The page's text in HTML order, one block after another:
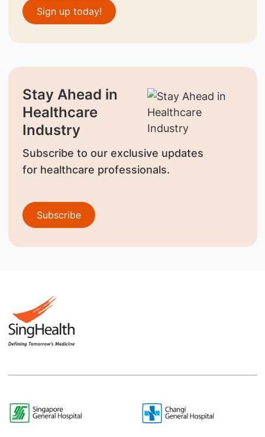
Sign up today!
Stay Ahead in
Healthcare
Industry
Subscribe to our exclusive updates
for healthcare professionals.
Subscribe